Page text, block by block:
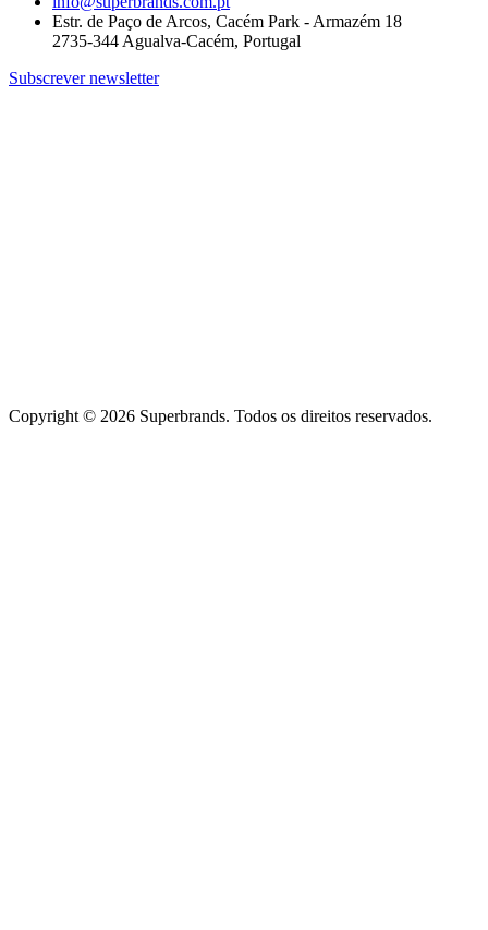
Estr. de Paço de Arcos, Cacém Park - Armazém 18
2735-344 Agualva-Cacém, Portugal
Subscrever newsletter
Copyright © 2026 Superbrands. Todos os direitos reservados.